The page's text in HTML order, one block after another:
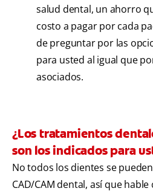
salud dental, un ahorro
costo a pagar por cada
de preguntar por las
para usted al igual que
asociados.
¿Los tratamientos
son los indicados para
No todos los dientes se
CAD/CAM dental, así que